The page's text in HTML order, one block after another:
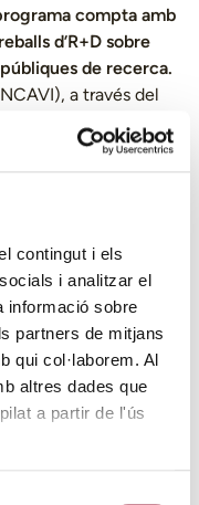
contingut i els
i analitzar el
informació sobre
partners de mitjans
qui col·laborem. Al
altres dades que
a partir de l'ús
compta amb
d’R+D sobre
de recerca.
a través del
del Grup de
i Enologia
serà el programa
lloc el 6 i 7 de maig
per l’INCAVI.
que tindrà lloc al
Vi de Catalunya,
presentacions
previstes dues